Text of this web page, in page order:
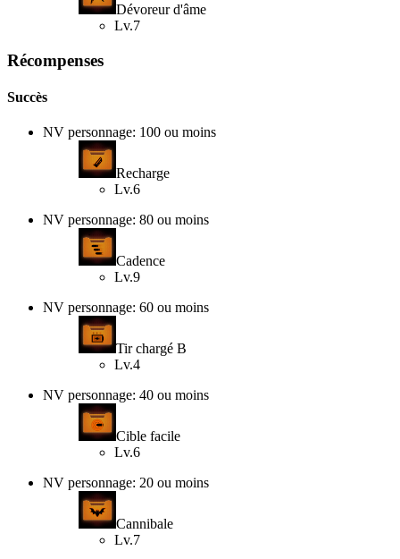
Dévoreur d'âme
Lv.7
Récompenses
Succès
NV personnage: 100 ou moins
Recharge
Lv.6
NV personnage: 80 ou moins
Cadence
Lv.9
NV personnage: 60 ou moins
Tir chargé B
Lv.4
NV personnage: 40 ou moins
Cible facile
Lv.6
NV personnage: 20 ou moins
Cannibale
Lv.7